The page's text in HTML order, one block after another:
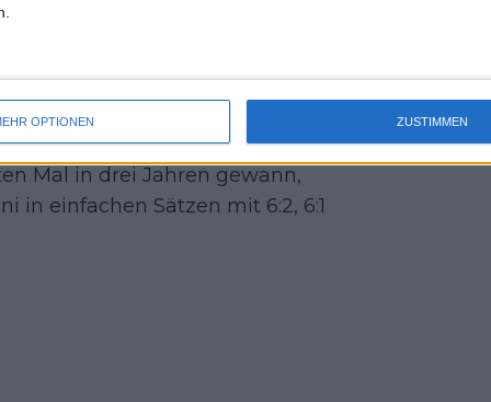
OPTIONEN ZUSTIMMEN
in Paris teil, wo sie die
sie der Chinesin Qinwen-Zheng
Bronzemedaille besiegte sie die
Ihr beeindruckendstes Ergebnis
Garros, wo sie den French
Mal in drei Jahren gewann,
in einfachen Sätzen mit 6:2, 6:1